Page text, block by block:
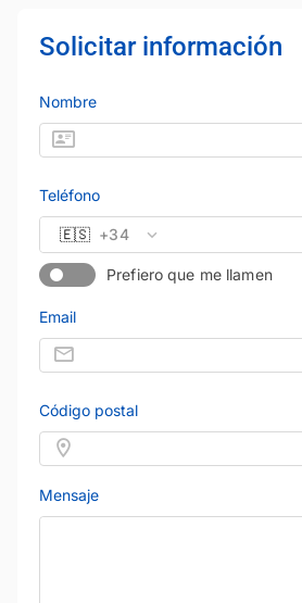
Solicitar información
Nombre
Teléfono
🇪🇸 +34
Prefiero que me llamen
Email
Código postal
Mensaje